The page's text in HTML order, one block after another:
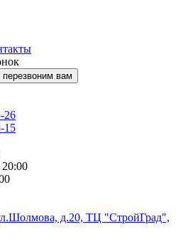
вам
26
15
д.20, ТЦ "СтройГрад",